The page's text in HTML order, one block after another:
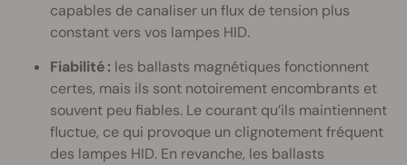
capables de canaliser un flux de tension plus
constant vers vos lampes HID.
Fiabilité : les ballasts magnétiques fonctionnent
certes, mais ils sont notoirement encombrants et
souvent peu fiables. Le courant qu’ils maintiennent
fluctue, ce qui provoque un clignotement fréquent
des lampes HID. En revanche, les ballasts